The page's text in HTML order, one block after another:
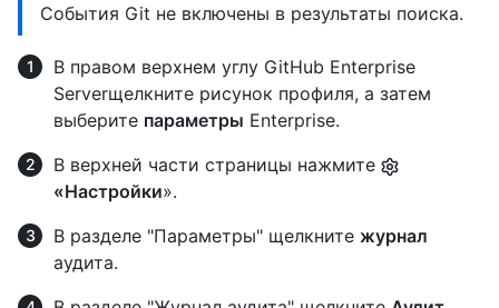
События Git не включены в результаты поиска.
В правом верхнем углу GitHub Enterprise
Serverщелкните рисунок профиля, а затем
выберите параметры Enterprise.
В верхней части страницы нажмите
«Настройки».
В разделе "Параметры" щелкните журнал
аудита.